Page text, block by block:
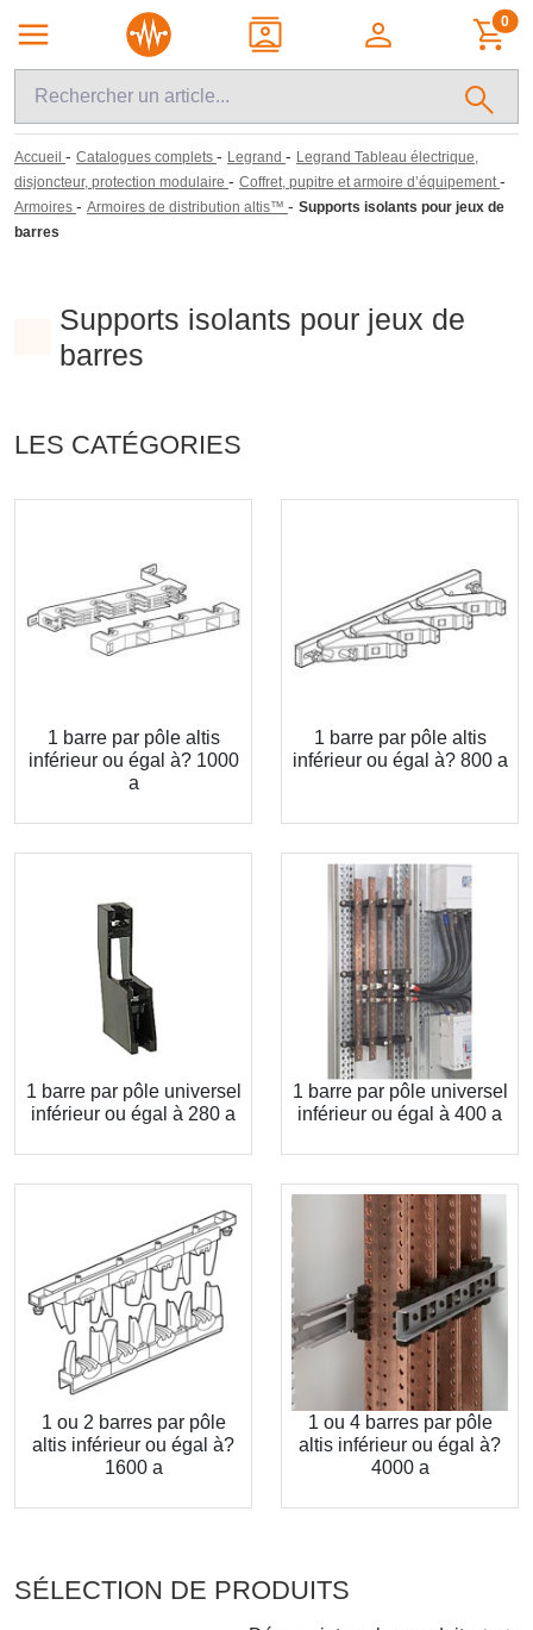
0
Accueil - Catalogues complets - Legrand - Legrand Tableau électrique,
disjoncteur, protection modulaire - Coffret, pupitre et armoire d’équipement -
Armoires - Armoires de distribution altis™ - Supports isolants pour jeux de
barres
Supports isolants pour jeux de
barres
LES CATÉGORIES
1 barre par pôle altis
inférieur ou égal à? 1000
a
1 barre par pôle altis
inférieur ou égal à? 800 a
1 barre par pôle universel
inférieur ou égal à 280 a
1 barre par pôle universel
inférieur ou égal à 400 a
1 ou 2 barres par pôle
altis inférieur ou égal à?
1600 a
1 ou 4 barres par pôle
altis inférieur ou égal à?
4000 a
SÉLECTION DE PRODUITS